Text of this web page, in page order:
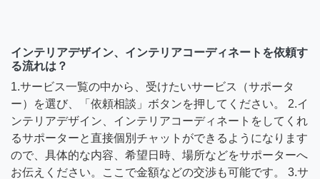
インテリアデザイン、インテリアコーディネートを依頼す
る流れは？
1.サービス一覧の中から、受けたいサービス（サポータ
ー）を選び、「依頼相談」ボタンを押してください。 2.イ
ンテリアデザイン、インテリアコーディネートをしてくれ
るサポーターと直接個別チャットができるようになります
ので、具体的な内容、希望日時、場所などをサポーターへ
お伝えください。ここで金額などの交渉も可能です。 3.サ